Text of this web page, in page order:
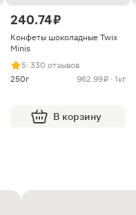
240.74 ₽
Конфеты шоколадные Twix
Minis
5· 330 отзывов
250г
962.99 ₽ · 1кг
В корзину